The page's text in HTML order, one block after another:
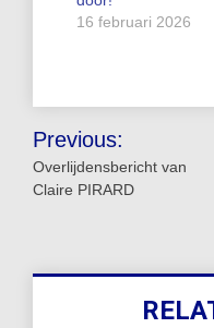
16 februari 2026
Bericht
navigatie
Previous:
Overlijdensbericht van
Claire PIRARD